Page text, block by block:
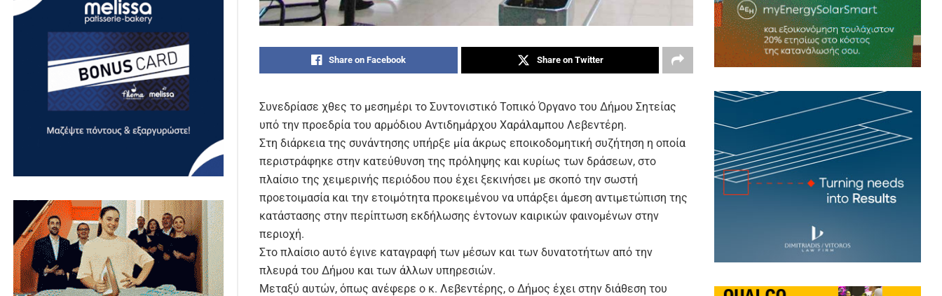
Share on Facebook Share on Twitter
Συνεδρίασε χθες το μεσημέρι το Συντονιστικό Τοπικό Όργανο του Δήμου Σητείας
υπό την προεδρία του αρμόδιου Αντιδημάρχου Χαράλαμπου Λεβεντέρη.
Στη διάρκεια της συνάντησης υπήρξε μία άκρως εποικοδομητική συζήτηση η οποία
περιστράφηκε στην κατεύθυνση της πρόληψης και κυρίως των δράσεων, στο
πλαίσιο της χειμερινής περιόδου που έχει ξεκινήσει με σκοπό την σωστή
προετοιμασία και την ετοιμότητα προκειμένου να υπάρξει άμεση αντιμετώπιση της
κατάστασης στην περίπτωση εκδήλωσης έντονων καιρικών φαινομένων στην
περιοχή.
Στο πλαίσιο αυτό έγινε καταγραφή των μέσων και των δυνατοτήτων από την
πλευρά του Δήμου και των άλλων υπηρεσιών.
Μεταξύ αυτών, όπως ανέφερε ο κ. Λεβεντέρης, ο Δήμος έχει στην διάθεση του